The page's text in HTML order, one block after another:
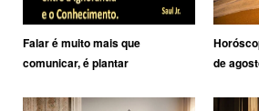
Falar é muito mais que
comunicar, é plantar
de